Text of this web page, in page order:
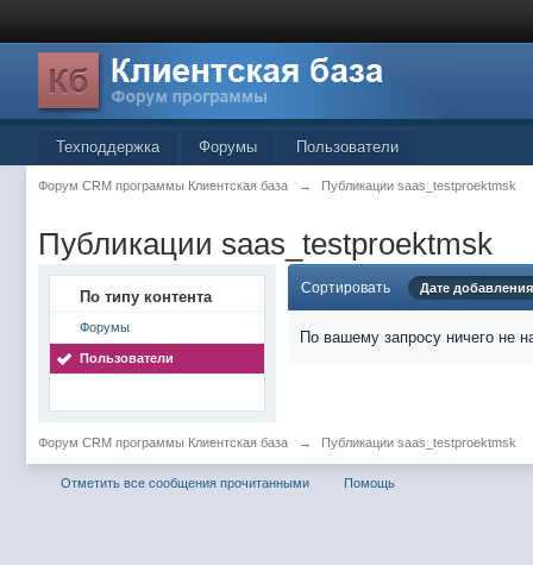
Техподдержка Форумы Пользователи
Форум CRM программы Клиентская база → Публикации saas_testproektmsk
Публикации saas_testproektmsk
По типу контента
Форумы
Пользователи
Сортировать Дате добавления
По вашему запросу ничего не
Форум CRM программы Клиентская база → Публикации saas_testproektmsk
Отметить все сообщения прочитанными Помощь